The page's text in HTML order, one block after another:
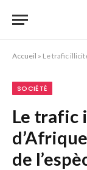
Accueil » Le trafic illicite
SOCIÉTÉ
Le trafic
de